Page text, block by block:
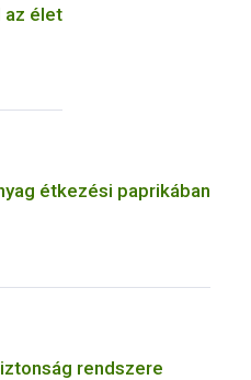
az élet
étkezési paprikában
rendszere